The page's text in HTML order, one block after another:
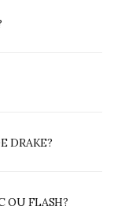
DRAKE?
OU FLASH?